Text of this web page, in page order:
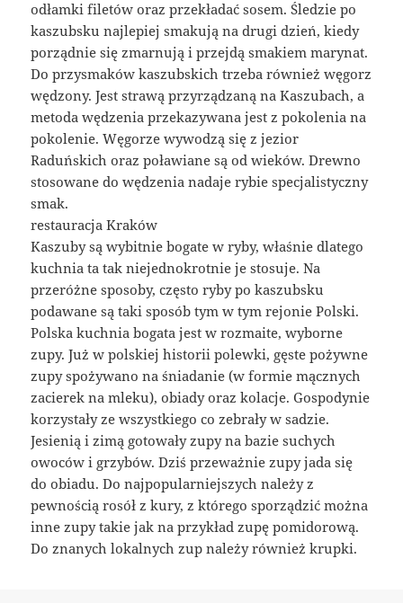
odłamki filetów oraz przekładać sosem. Śledzie po
kaszubsku najlepiej smakują na drugi dzień, kiedy
porządnie się zmarnują i przejdą smakiem marynat.
Do przysmaków kaszubskich trzeba również węgorz
wędzony. Jest strawą przyrządzaną na Kaszubach, a
metoda wędzenia przekazywana jest z pokolenia na
pokolenie. Węgorze wywodzą się z jezior
Raduńskich oraz poławiane są od wieków. Drewno
stosowane do wędzenia nadaje rybie specjalistyczny
smak.
restauracja Kraków
Kaszuby są wybitnie bogate w ryby, właśnie dlatego
kuchnia ta tak niejednokrotnie je stosuje. Na
przeróżne sposoby, często ryby po kaszubsku
podawane są taki sposób tym w tym rejonie Polski.
Polska kuchnia bogata jest w rozmaite, wyborne
zupy. Już w polskiej historii polewki, gęste pożywne
zupy spożywano na śniadanie (w formie mącznych
zacierek na mleku), obiady oraz kolacje. Gospodynie
korzystały ze wszystkiego co zebrały w sadzie.
Jesienią i zimą gotowały zupy na bazie suchych
owoców i grzybów. Dziś przeważnie zupy jada się
do obiadu. Do najpopularniejszych należy z
pewnością rosół z kury, z którego sporządzić można
inne zupy takie jak na przykład zupę pomidorową.
Do znanych lokalnych zup należy również krupki.